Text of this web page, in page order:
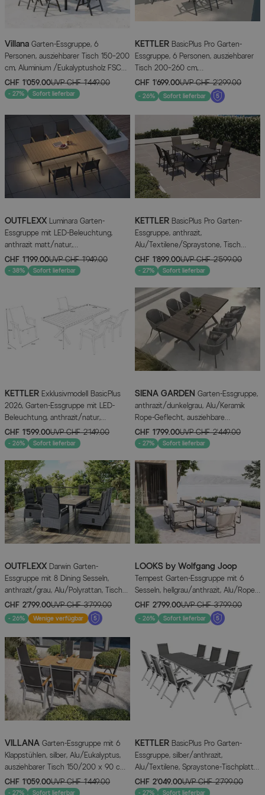
Villana Garten-Essgruppe, 6
Personen, ausziehbarer Tisch 150–200
cm, Aluminium /Eukalyptusholz FSC®-
zertifiziert
CHF 1’059.00UVPCHF 1’449.00
- 27% Sofort lieferbar
KETTLER BasicPlus Pro Garten-
Essgruppe, 6 Personen, ausziehbarer
Tisch 200–260 cm,
Aluminium/Textilene
CHF 1’699.00UVPCHF 2’299.00
- 26% Sofort lieferbar
OUTFLEXX Luminara Garten-
Essgruppe mit LED-Beleuchtung,
anthrazit matt/natur,
Aluminium/Holzimitat/Textilene, Tisch
240 x 100 cm, 4 stapelbare Sessel
CHF 1’199.00UVPCHF 1’949.00
- 38% Sofort lieferbar
KETTLER BasicPlus Pro Garten-
Essgruppe, anthrazit,
Alu/Textilene/Spraystone, Tisch
180/280 x 100 cm, 6 Stapelsessel
CHF 1’899.00UVPCHF 2’599.00
- 27% Sofort lieferbar
KETTLER Exklusivmodell BasicPlus
2026, Garten-Essgruppe mit LED-
Beleuchtung, anthrazit/natur,
Alu/Holzimitat, 240 x 100 cm, 4
Stapelstühle
CHF 1’599.00UVPCHF 2’149.00
- 26% Sofort lieferbar
SIENA GARDEN Garten-Essgruppe,
anthrazit/dunkelgrau, Alu/Keramik
Rope-Geflecht, ausziehbare
Tischplatte 200/260 x 100 cm, 6
Diningsessel
CHF 1’799.00UVPCHF 2’449.00
- 27% Sofort lieferbar
OUTFLEXX Darwin Garten-
Essgruppe mit 8 Dining Sesseln,
anthrazit/grau, Alu/Polyrattan, Tisch
200 x 100 cm, verstellbare
Rückenlehne
CHF 2’799.00UVPCHF 3’799.00
- 26% Wenige verfügbar
LOOKS by Wolfgang Joop
Tempest Garten-Essgruppe mit 6
Sesseln, hellgrau/anthrazit, Alu/Rope-
Geflecht, Esstisch 190 x 95 cm mit
Glasplatte, pulverbeschichtet,
wetterbeständig, modernes Design
CHF 2’799.00UVPCHF 3’799.00
- 26% Sofort lieferbar
VILLANA Garten-Essgruppe mit 6
Klappstühlen, silber, Alu/Eukalyptus,
ausziehbarer Tisch 150/200 x 90 cm,
FSC®-zertifiziertes Produkt
CHF 1’059.00UVPCHF 1’449.00
- 27% Sofort lieferbar
KETTLER BasicPlus Pro Garten-
Essgruppe, silber/anthrazit,
Alu/Textilene, Spraystone-Tischplatte
180/280 x 100 cm, 8 Klappstühle
CHF 2’049.00UVPCHF 2’799.00
- 27% Sofort lieferbar